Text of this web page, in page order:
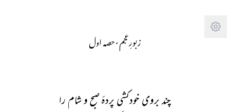
زبورِعجم· حصہ اول
چند بروی خودکشی پردۂ صبح و شام را